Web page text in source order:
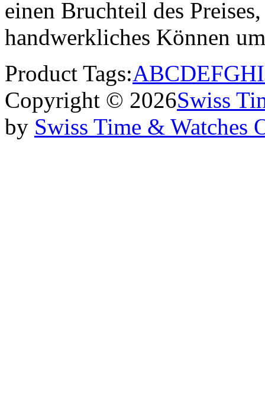
einen Bruchteil des
handwerkliches Können
Product Tags:ABCDEFGHI
Copyright © 2026Swiss
by Swiss Time & Watches